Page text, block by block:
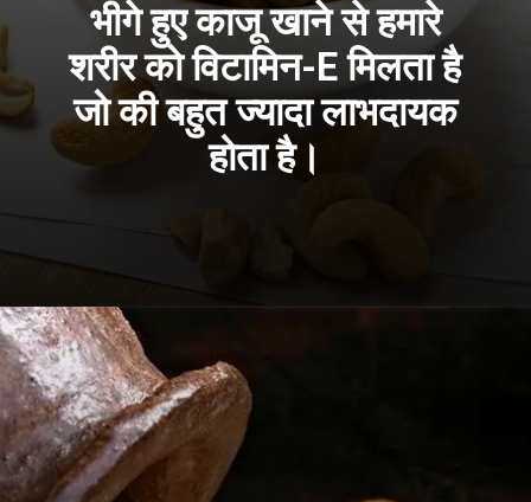
भीगे हुए काजू खाने से हमारे
शरीर को विटामिन-E मिलता है